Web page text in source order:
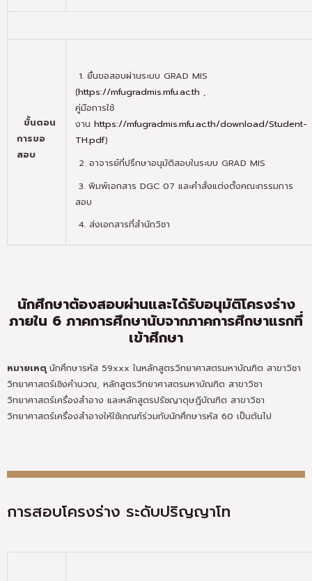
ขั้นตอน
การขอ
สอบ
1. ยื่นขอสอบผ่านระบบ GRAD MIS
(https://mfugradmis.mfu.ac.th ,
คู่มือการใช้
งาน https://mfugradmis.mfu.ac.th/download/Student-
TH.pdf)
2. อาจารย์ที่ปรึกษาอนุมัติสอบในระบบ GRAD MIS
3. พิมพ์เอกสาร DGC 07 และคำสั่งแต่งตั้งคณะกรรมการ
สอบ
4. ส่งเอกสารที่สำนักวิชา
นักศึกษาต้องสอบผ่านและได้รับอนุมัติโครงร่าง
ภายใน 6 ภาคการศึกษานับจากภาคการศึกษาแรกที่
เข้าศึกษา
หมายเหตุ นักศึกษารหัส 59xxx ในหลักสูตรวิทยาศาสตรมหาบัณฑิต สาขาวิชา
วิทยาศาสตร์เชิงคำนวณ, หลักสูตรวิทยาศาสตรมหาบัณฑิต สาขาวิชา
วิทยาศาสตร์เครื่องสำอาง และหลักสูตรปรัชญาดุษฎีบัณฑิต สาขาวิชา
วิทยาศาสตร์เครื่องสำอางให้ใช้เกณฑ์ร่วมกับนักศึกษารหัส 60 เป็นต้นไป
การสอบโครงร่าง ระดับปริญญาโท